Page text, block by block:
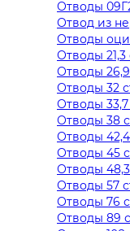
Отводы
Отвод из
Отводы
Отводы 21,3
Отводы
Отводы 32
Отводы 33,7
Отводы 38
Отводы
Отводы 45
Отводы
Отводы 57
Отводы 76
Отводы 89